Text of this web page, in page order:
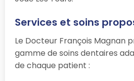
Services et soins
Le Docteur François Magnan
gamme de soins dentaires
de chaque patient :